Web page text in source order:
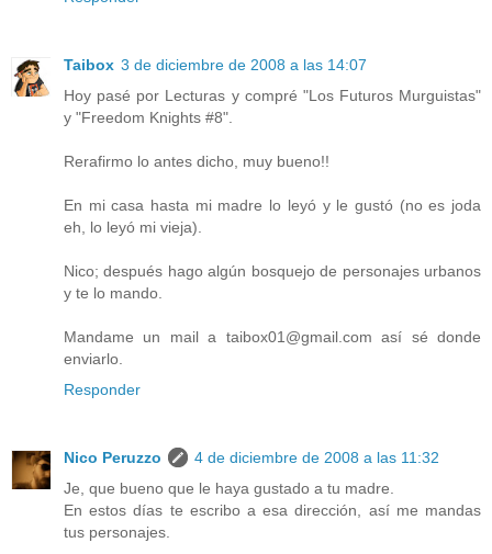
Taibox 3 de diciembre de 2008 a las 14:07
Hoy pasé por Lecturas y compré "Los Futuros Murguistas"
y "Freedom Knights #8".
Rerafirmo lo antes dicho, muy bueno!!
En mi casa hasta mi madre lo leyó y le gustó (no es joda
eh, lo leyó mi vieja).
Nico; después hago algún bosquejo de personajes urbanos
y te lo mando.
Mandame un mail a taibox01@gmail.com así sé donde
enviarlo.
Responder
Nico Peruzzo
4 de diciembre de 2008 a las 11:32
Je, que bueno que le haya gustado a tu madre.
En estos días te escribo a esa dirección, así me mandas
tus personajes.